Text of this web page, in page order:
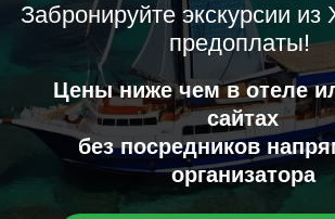
Забронируйте экскурсии из
предоплаты!
Цены ниже чем в отеле
сайтах
без посредников
организатора